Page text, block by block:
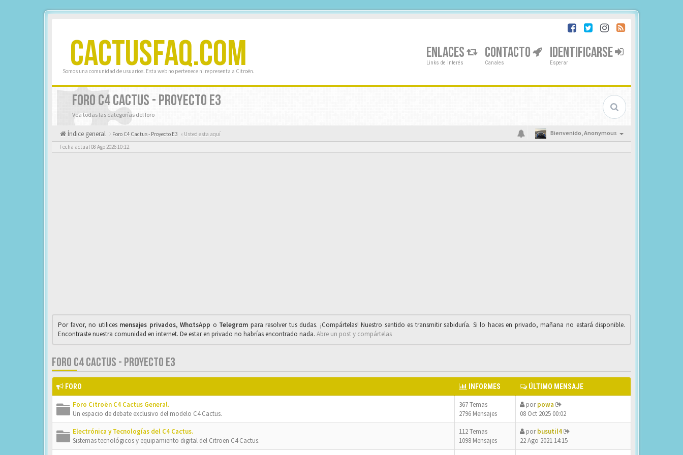
CACTUSFAQ.COM
Somos una comunidad de usuarios. Esta web no pertenece ni representa a Citroën.
ENLACES
Links de interés
CONTACTO
Canales
IDENTIFICARSE
Esperar
FORO C4 CACTUS - PROYECTO E3
Vea todas las categorías del foro
Índice general Foro C4 Cactus - Proyecto E3 « Usted esta aquí Bienvenido,Anonymous
Fecha actual 08 Ago 2026 10:12
Por favor, no utilices mensajes privados,WhαtsApp o Telegrαm para resolver tus dudas. ¡Compártelas! Nuestro sentido es transmitir sabiduría. Si lo haces en privado, mañana no estará disponible.
Encontraste nuestra comunidad en internet. De estar en privado no habrías encontrado nada. Abre un post y compártelas
FORO C4 CACTUS - PROYECTO E3
FORO INFORMES ÚLTIMO MENSAJE
Foro Citroën C4 Cactus General.
Un espacio de debate exclusivo del modelo C4 Cactus.
367 Temas
2796 Mensajes
porpowa
08 Oct 2025 00:02
Electrónica y Tecnologías del C4 Cactus.
Sistemas tecnológicos y equipamiento digital del Citroën C4 Cactus.
112 Temas
1098 Mensajes
porbusutil4
22 Ago 2021 14:15